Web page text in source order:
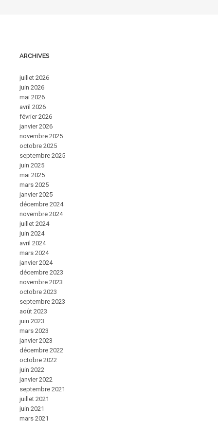
ARCHIVES
juillet 2026
juin 2026
mai 2026
avril 2026
février 2026
janvier 2026
novembre 2025
octobre 2025
septembre 2025
juin 2025
mai 2025
mars 2025
janvier 2025
décembre 2024
novembre 2024
juillet 2024
juin 2024
avril 2024
mars 2024
janvier 2024
décembre 2023
novembre 2023
octobre 2023
septembre 2023
août 2023
juin 2023
mars 2023
janvier 2023
décembre 2022
octobre 2022
juin 2022
janvier 2022
septembre 2021
juillet 2021
juin 2021
mars 2021